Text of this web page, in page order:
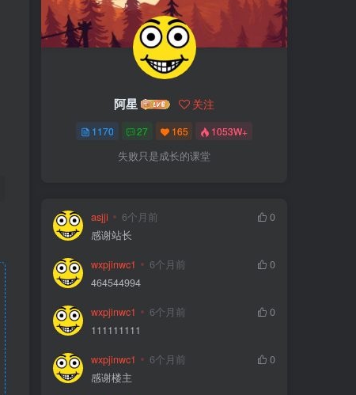
阿星 关注
1170 27 165 1053W+
失败只是成长的课堂
asjji 6个月前
0
感谢站长
wxpjinwc1 6个月前
0
464544994
wxpjinwc1 6个月前
0
111111111
wxpjinwc1 6个月前
0
感谢楼主